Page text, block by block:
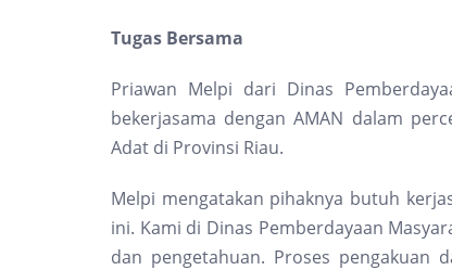
Tugas Bersama
Priawan Melpi dari Dinas
bekerjasama dengan AMAN dalam
Adat di Provinsi Riau.
Melpi mengatakan pihaknya butuh
ini. Kami di Dinas Pemberdayaan
dan pengetahuan. Proses pengakuan